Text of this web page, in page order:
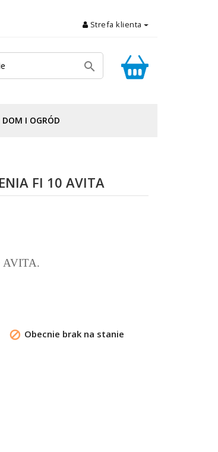
Strefa klienta

DOM I OGRÓD
FI 10 AVITA
AVITA.
 Obecnie brak na stanie